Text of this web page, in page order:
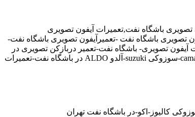
باشگاه نفت,تعمیرات آیفون تصویری
تصویری باشگاه نفت -تعمیرآیفون تصویری باشگاه نفت-
تصویری- باشگاه نفت-تعمیر دربازکن تصویری در
باشگاه نفت تهران-تعمیرکار آیفون تصویری در باشگاه نفت-نمایندگی آیفون تصویری تابا-tabaالکتروپیک,سیماران-simaran-کوماکس commax-کامکس camax-سوزوکی suzuki-آلدو ALDO در باشگاه نفت-تعمیرات
کالیوز-اکو-در باشگاه نفت تهران